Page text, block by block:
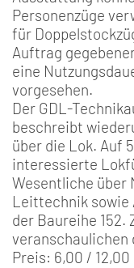
Personenzüge
für
Auftrag
eine
vorgesehen.
Der GDL-
beschreibt
über die Lok. Auf
interessierte
Wesentliche über
Leittechnik sowie
der Baureihe 152.
veranschaulichen
Preis: 6,00 / 12,00